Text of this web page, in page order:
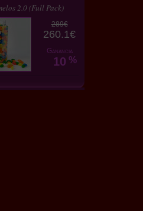
2.0 (Full Pack)
289€
260.1€
Ganancia
10 %